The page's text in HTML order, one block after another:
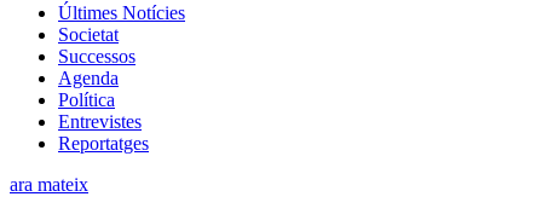
Últimes Notícies
Societat
Successos
Agenda
Política
Entrevistes
Reportatges
ara mateix